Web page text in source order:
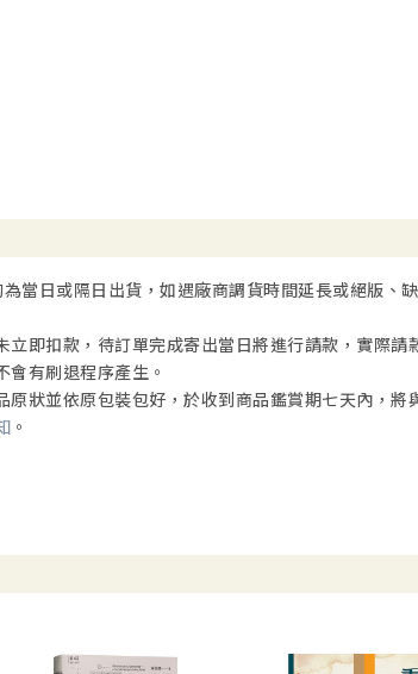
當日或隔日出貨，如遇廠商調貨時間延長或絕版、
即扣款，待訂單完成寄出當日將進行請款，實際請
有刷退程序產生。
狀並依原包裝包好，於收到商品鑑賞期七天內，將
。